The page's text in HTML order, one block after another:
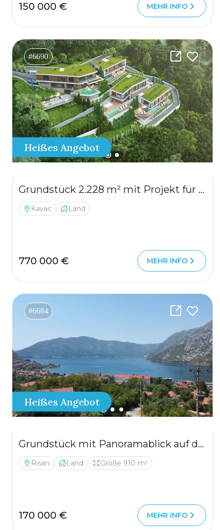
150 000 € MEHR INFO
#6690
Heißes Angebot
Grundstück 2.228 m² mit Projekt für 5 Luxusvillen und Panoramablick aufs Meer — Kavač
Kavac Land
770 000 € MEHR INFO
#6684
Heißes Angebot
Grundstück mit Panoramablick auf das Meer in Risan, Montenegro — 910 m²
Risan Land Größe 910 m²
170 000 € MEHR INFO